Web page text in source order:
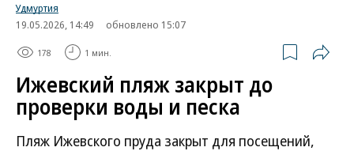
Удмуртия
19.05.2026, 14:49
обновлено 15:07
178 1 мин.
Ижевский пляж закрыт до
проверки воды и песка
Пляж Ижевского пруда закрыт для посещений,